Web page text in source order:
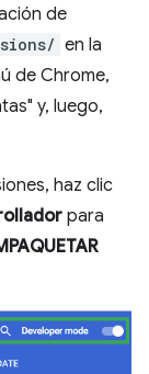
de
en la
de Chrome,
y, luego,
haz clic
para